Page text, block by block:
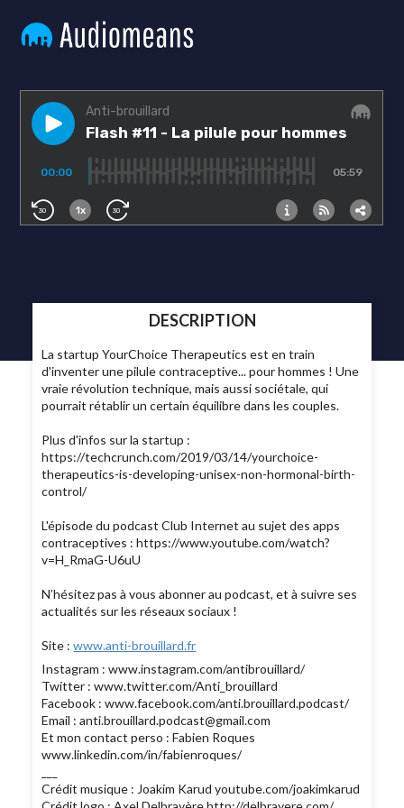
DESCRIPTION
La startup YourChoice Therapeutics est en train
d'inventer une pilule contraceptive... pour hommes ! Une
vraie révolution technique, mais aussi sociétale, qui
pourrait rétablir un certain équilibre dans les couples.
Plus d'infos sur la startup :
https://techcrunch.com/2019/03/14/yourchoice-
therapeutics-is-developing-unisex-non-hormonal-birth-
control/
L'épisode du podcast Club Internet au sujet des apps
contraceptives : https://www.youtube.com/watch?
v=H_RmaG-U6uU
N’hésitez pas à vous abonner au podcast, et à suivre ses
actualités sur les réseaux sociaux !
Site :www.anti-brouillard.fr
Instagram : www.instagram.com/antibrouillard/
Twitter : www.twitter.com/Anti_brouillard
Facebook : www.facebook.com/anti.brouillard.podcast/
Email : anti.brouillard.podcast@gmail.com
Et mon contact perso : Fabien Roques
www.linkedin.com/in/fabienroques/
Crédit musique : Joakim Karud youtube.com/joakimkarud